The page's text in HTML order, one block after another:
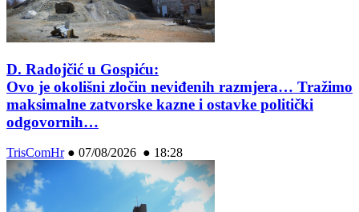
D. Radojčić u Gospiću:
Ovo je okolišni zločin neviđenih razmjera… Tražimo
maksimalne zatvorske kazne i ostavke politički
odgovornih…
TrisComHr● 07/08/2026 ● 18:28